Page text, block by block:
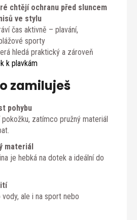
chtějí ochranu před sluncem
ve stylu
čas aktivně – plavání,
sporty
hledá praktický a zároveň
k plavkám
zamiluješ
pohybu
pokožku, zatímco pružný materiál
materiál
je hebká na dotek a ideální do
ale i na sport nebo